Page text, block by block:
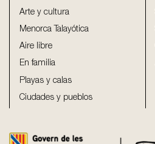
Arte y cultura
Menorca Talayótica
Aire libre
En familia
Playas y calas
Ciudades y pueblos